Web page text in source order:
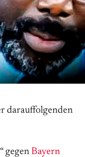
darauffolgenden
gegen Bayern